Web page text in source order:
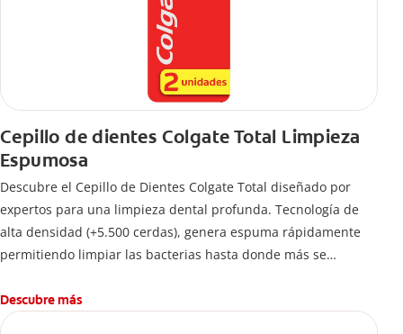
Cepillo de dientes Colgate Total Limpieza
Espumosa
Descubre el Cepillo de Dientes Colgate Total diseñado por
expertos para una limpieza dental profunda. Tecnología de
alta densidad (+5.500 cerdas), genera espuma rápidamente
permitiendo limpiar las bacterias hasta donde más se
Descubre más